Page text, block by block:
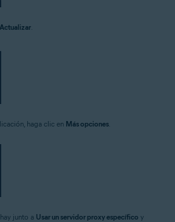
Actualizar
haga clic en Más opciones
junto a Usar un servidor proxy específico y